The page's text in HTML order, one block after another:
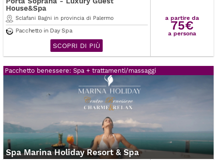
House&Spa
Sclafani Bagni in provincia di Palermo
Pacchetto in Day Spa
SCOPRI DI PIÙ
a partire da
75€
a persona
Pacchetto benessere: Spa + trattamenti/massaggi
Spa Marina Holiday Resort & Spa